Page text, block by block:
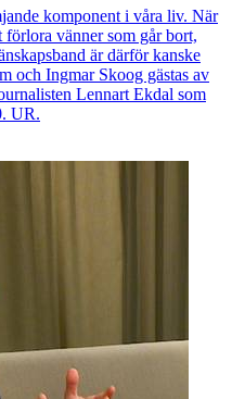
komponent i våra liv. När
vänner som går bort,
är därför kanske
och Ingmar Skoog gästas av
Lennart Ekdal som
UR.